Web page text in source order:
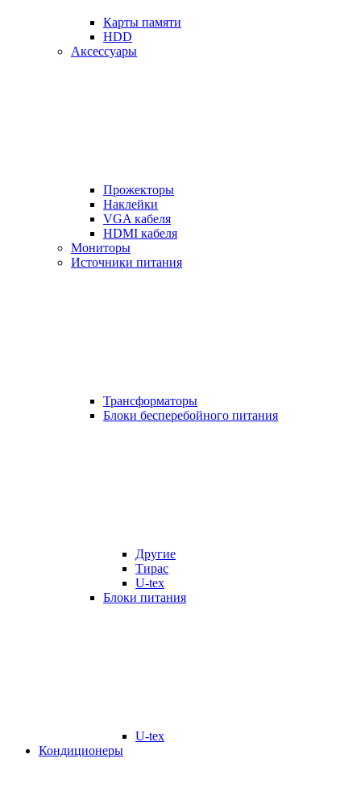
Карты памяти
HDD
Аксессуары
Прожекторы
Наклейки
VGA кабеля
HDMI кабеля
Мониторы
Источники питания
Трансформаторы
Блоки бесперебойного питания
Другие
Тирас
U-tex
Блоки питания
U-tex
Кондиционеры